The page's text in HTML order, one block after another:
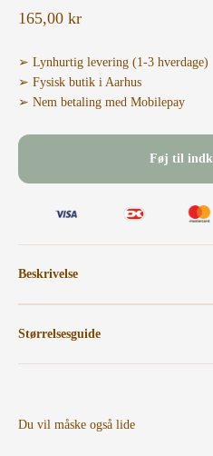
Salgspris
165,00 kr
➢ Lynhurtig levering (1-3 hverdage)
➢ Fysisk butik i Aarhus
➢ Nem betaling med Mobilepay
Føj til
Beskrivelse
Størrelsesguide